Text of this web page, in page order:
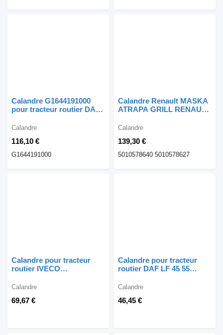
Calandre G1644191000
pour tracteur routier DAF
116,10 €
Calandre
G1644191000
Calandre Renault MASKA
ATRAPA GRILL RENAULT
5010578640 501057862
139,30 €
Calandre
5010578640 5010578627
Calandre pour tracteur
routier IVECO
69,67 €
Calandre
Calandre pour tracteur
routier DAF LF 45 55
46,45 €
Calandre